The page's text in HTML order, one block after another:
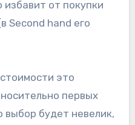
избавит от покупки
Second hand его
первых
выбор будет невелик,